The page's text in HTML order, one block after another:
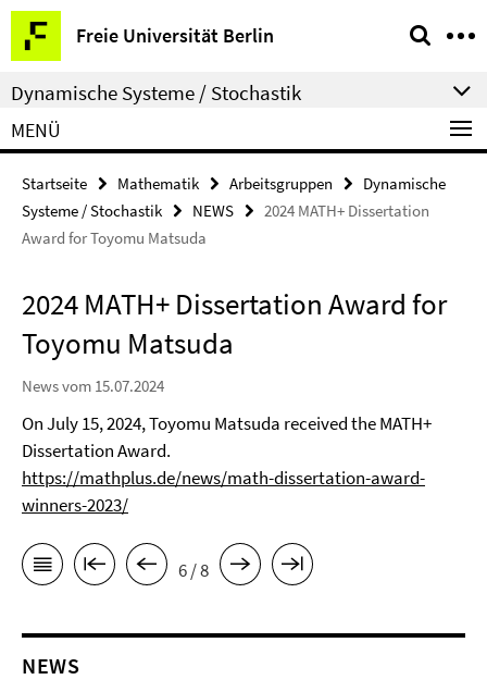
Springe
direkt
zu
Inhalt
Freie Universität Berlin
Service-
Navigation
Dynamische Systeme / Stochastik
MENÜ
Startseite Mathematik Arbeitsgruppen
Dynamische
Systeme / Stochastik
NEWS
2024 MATH+ Dissertation
Award for Toyomu Matsuda
2024 MATH+ Dissertation Award for
Toyomu Matsuda
News vom 15.07.2024
On July 15, 2024, Toyomu Matsuda received the MATH+
Dissertation Award.
https://mathplus.de/news/math-dissertation-award-
winners-2023/
6 / 8
NEWS